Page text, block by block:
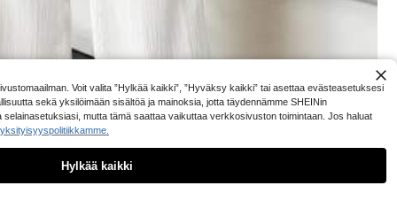
Voit valita ”Hylkää kaikki”, ”Hyväksy kaikki” tai asettaa evästeasetuksesi
sekä yksilöimään sisältöä ja mainoksia, jotta täydennämme SHEINin
mutta tämä saattaa vaikuttaa verkkosivuston toimintaan. Jos haluat
Hylkää kaikki